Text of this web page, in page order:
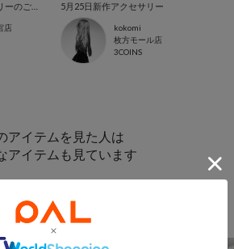
店
5月25日新作アクセサリー
kokomi
枚方モール店
3COINS
アイテムを見た人は
アイテムも見ています
スタッフスナップ
＃キッズアイテム